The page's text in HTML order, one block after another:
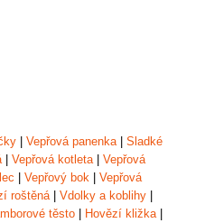
| Vepřová panenka | Sladké
| Vepřová kotleta | Vepřová
| Vepřový bok | Vepřová
roštěná | Vdolky a koblihy |
těsto | Hovězí kližka |